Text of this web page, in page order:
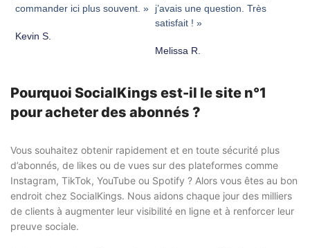
commander ici plus souvent. »
Kevin S.
j’avais une question. Très
satisfait ! »
Melissa R.
Pourquoi SocialKings est-il le site n°1
pour acheter des abonnés ?
Vous souhaitez obtenir rapidement et en toute sécurité plus
d’abonnés, de likes ou de vues sur des plateformes comme
Instagram, TikTok, YouTube ou Spotify ? Alors vous êtes au bon
endroit chez SocialKings. Nous aidons chaque jour des milliers
de clients à augmenter leur visibilité en ligne et à renforcer leur
preuve sociale.